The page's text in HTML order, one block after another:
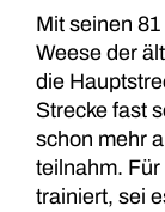
Mit seinen
Weese der
die
Strecke fast
schon mehr
teilnahm.
trainiert, sei